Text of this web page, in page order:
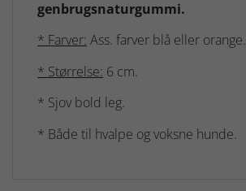
genbrugsnaturgummi.
* Farver: Ass. farver blå eller orange.
* Størrelse: 6 cm.
* Sjov bold leg.
* Både til hvalpe og voksne hunde.